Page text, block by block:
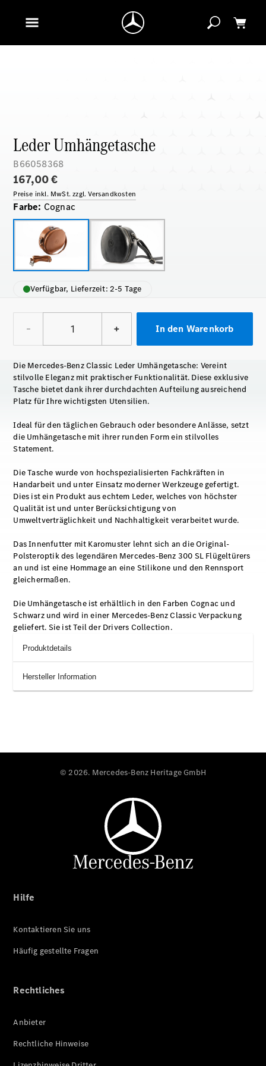
Leder Umhängetasche
B66058368
167,00 €
Preise inkl. MwSt. zzgl. Versandkosten
Farbe: Cognac
Verfügbar, Lieferzeit: 2-5 Tage
– + In den Warenkorb
Die Mercedes-Benz Classic Leder Umhängetasche: Vereint
stilvolle Eleganz mit praktischer Funktionalität. Diese exklusive
Tasche bietet dank ihrer durchdachten Aufteilung ausreichend
Platz für Ihre wichtigsten Utensilien.
Ideal für den täglichen Gebrauch oder besondere Anlässe, setzt
die Umhängetasche mit ihrer runden Form ein stilvolles
Statement.
Die Tasche wurde von hochspezialisierten Fachkräften in
Handarbeit und unter Einsatz moderner Werkzeuge gefertigt.
Dies ist ein Produkt aus echtem Leder, welches von höchster
Qualität ist und unter Berücksichtigung von
Umweltverträglichkeit und Nachhaltigkeit verarbeitet wurde.
Das Innenfutter mit Karomuster lehnt sich an die Original-
Polsteroptik des legendären Mercedes-Benz 300 SL Flügeltürers
an und ist eine Hommage an eine Stilikone und den Rennsport
gleichermaßen.
Die Umhängetasche ist erhältlich in den Farben Cognac und
Schwarz und wird in einer Mercedes-Benz Classic Verpackung
geliefert. Sie ist Teil der Drivers Collection.
Produktdetails
Hersteller Information
© 2026. Mercedes-Benz Heritage GmbH
Hilfe
Kontaktieren Sie uns
Häufig gestellte Fragen
Rechtliches
Anbieter
Rechtliche Hinweise